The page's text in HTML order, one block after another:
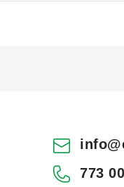
info@
773